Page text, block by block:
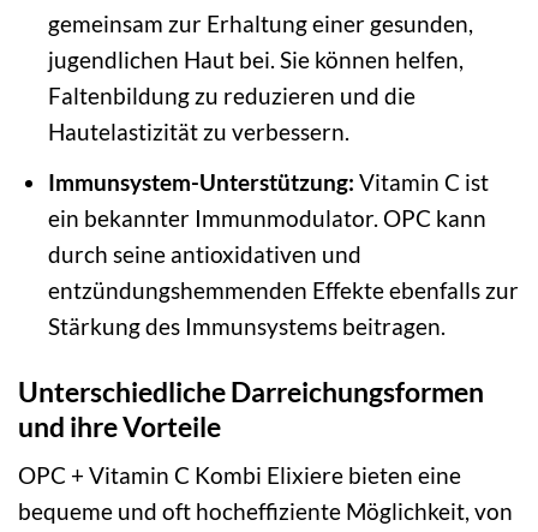
gemeinsam zur Erhaltung einer gesunden,
jugendlichen Haut bei. Sie können helfen,
Faltenbildung zu reduzieren und die
Hautelastizität zu verbessern.
Immunsystem-Unterstützung: Vitamin C ist
ein bekannter Immunmodulator. OPC kann
durch seine antioxidativen und
entzündungshemmenden Effekte ebenfalls zur
Stärkung des Immunsystems beitragen.
Unterschiedliche Darreichungsformen
und ihre Vorteile
OPC + Vitamin C Kombi Elixiere bieten eine
bequeme und oft hocheffiziente Möglichkeit, von